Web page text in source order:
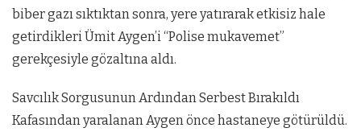
biber gazı sıktıktan sonra, yere yatırarak etkisiz hale
getirdikleri Ümit Aygen’i “Polise mukavemet”
gerekçesiyle gözaltına aldı.
Savcılık Sorgusunun Ardından Serbest Bırakıldı
Kafasından yaralanan Aygen önce hastaneye götürüldü.